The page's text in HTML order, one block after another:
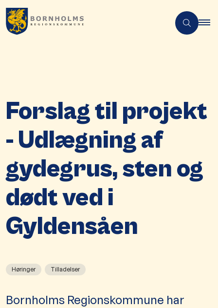
Forslag til projekt
- Udlægning af
gydegrus, sten og
dødt ved i
Gyldensåen
Høringer Tilladelser
Bornholms Regionskommune har